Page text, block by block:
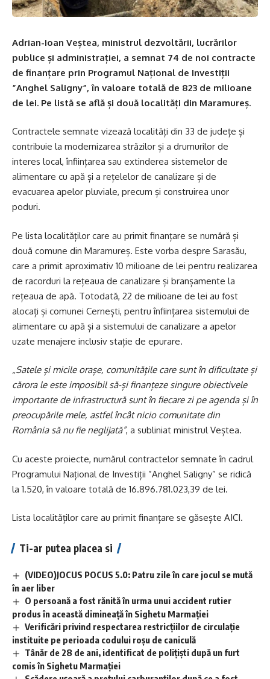
Adrian-Ioan Veștea, ministrul dezvoltării, lucrărilor
publice și administrației, a semnat 74 de noi contracte
de finanțare prin Programul Național de Investiții
”Anghel Saligny”, în valoare totală de 823 de milioane
de lei. Pe listă se află și două localități din Maramureș.
Contractele semnate vizează localități din 33 de județe și
contribuie la modernizarea străzilor și a drumurilor de
interes local, înființarea sau extinderea sistemelor de
alimentare cu apă și a rețelelor de canalizare și de
evacuarea apelor pluviale, precum și construirea unor
poduri.
Pe lista localităților care au primit finanțare se numără și
două comune din Maramureș. Este vorba despre Sarasău,
care a primit aproximativ 10 milioane de lei pentru realizarea
de racorduri la rețeaua de canalizare și branșamente la
rețeaua de apă. Totodată, 22 de milioane de lei au fost
alocați și comunei Cernești, pentru înființarea sistemului de
alimentare cu apă și a sistemului de canalizare a apelor
uzate menajere inclusiv stație de epurare.
„Satele și micile orașe, comunitățile care sunt în dificultate și
cărora le este imposibil să-și finanțeze singure obiectivele
importante de infrastructură sunt în fiecare zi pe agenda și în
preocupările mele, astfel încât nicio comunitate din
România să nu fie neglijată”, a subliniat ministrul Veștea.
Cu aceste proiecte, numărul contractelor semnate în cadrul
Programului Național de Investiții ”Anghel Saligny” se ridică
la 1.520, în valoare totală de 16.896.781.023,39 de lei.
Lista localităților care au primit finanțare se găsește AICI.
Ti-ar putea placea si
(VIDEO)JOCUS POCUS 5.0: Patru zile în care jocul se mută
în aer liber
O persoană a fost rănită în urma unui accident rutier
produs în această dimineață în Sighetu Marmației
Verificări privind respectarea restricțiilor de circulație
instituite pe perioada codului roșu de caniculă
Tânăr de 28 de ani, identificat de polițiști după un furt
comis în Sighetu Marmației